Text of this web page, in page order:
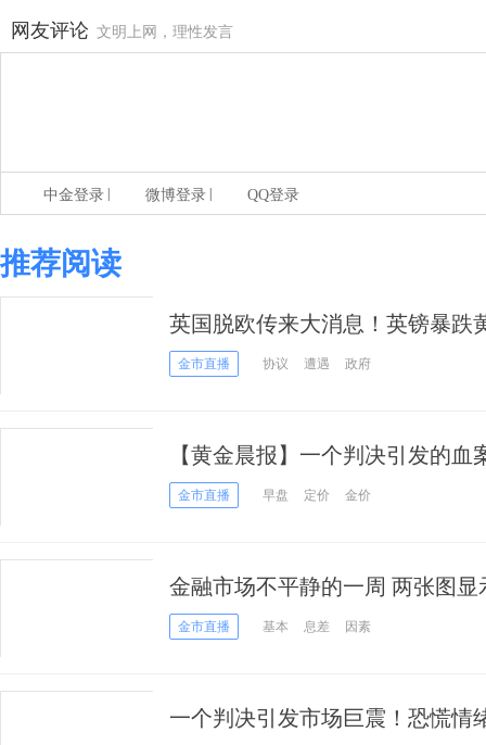
网友评论 文明上网，理性发言
中金登录 微博登录 QQ登录
推荐阅读
英国脱欧传来大消息！英镑暴跌
聚焦华为保释听证会
金市直播 协议 遭遇 政府
【黄金晨报】一个判决引发的
市场人心惶惶黄金价格冲高回落
金市直播 早盘 定价 金价
金融市场不平静的一周 两张图
金市直播 基本 息差 因素
一个判决引发市场巨震！恐慌情